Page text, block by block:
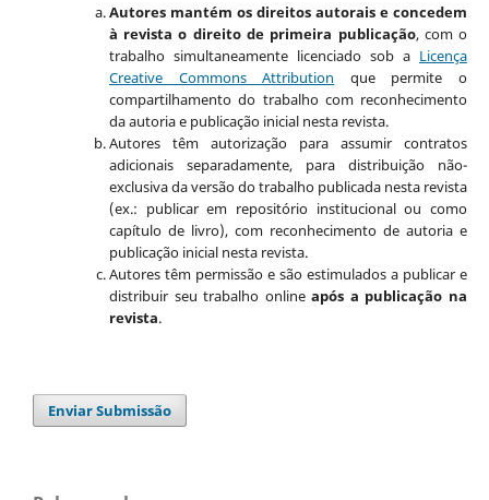
Autores mantém os direitos autorais e concedem
à revista o direito de primeira publicação, com o
trabalho simultaneamente licenciado sob a Licença
Creative Commons Attribution que permite o
compartilhamento do trabalho com reconhecimento
da autoria e publicação inicial nesta revista.
Autores têm autorização para assumir contratos
adicionais separadamente, para distribuição não-
exclusiva da versão do trabalho publicada nesta revista
(ex.: publicar em repositório institucional ou como
capítulo de livro), com reconhecimento de autoria e
publicação inicial nesta revista.
Autores têm permissão e são estimulados a publicar e
distribuir seu trabalho onlineapós a publicação na
revista.
Enviar Submissão